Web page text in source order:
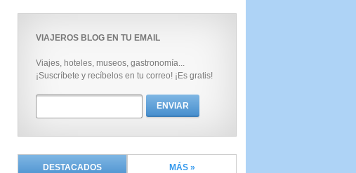
VIAJEROS BLOG EN TU EMAIL
Viajes, hoteles, museos, gastronomía...
¡Suscríbete y recíbelos en tu correo! ¡Es gratis!
DESTACADOS MÁS »